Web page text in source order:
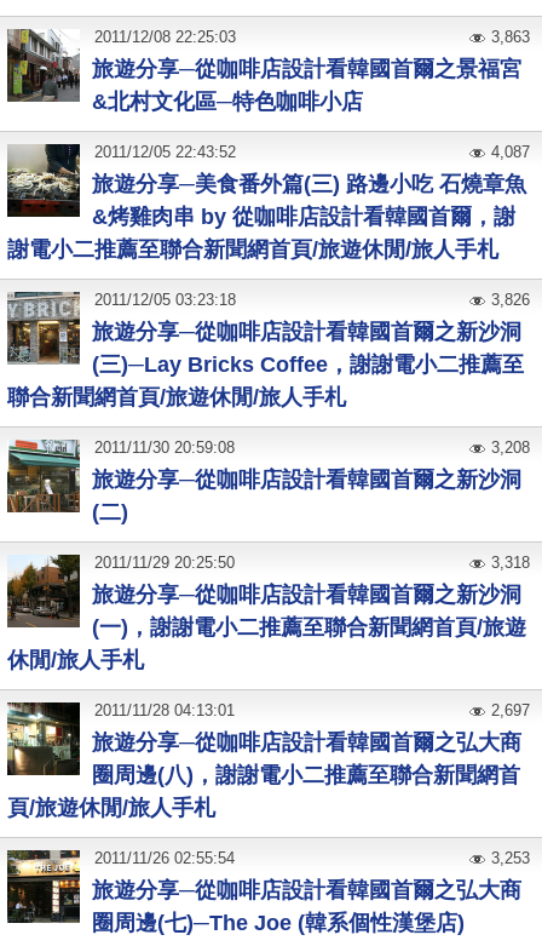
旅遊分享─從咖啡店設計看韓國首爾之景福宮
&北村文化區─特色咖啡小店
2011/12/08 22:25:03 3,863
旅遊分享─美食番外篇(三) 路邊小吃 石燒章魚
&烤雞肉串 by 從咖啡店設計看韓國首爾，謝
謝電小二推薦至聯合新聞網首頁/旅遊休閒/旅人手札
2011/12/05 22:43:52 4,087
旅遊分享─從咖啡店設計看韓國首爾之新沙洞
(三)─Lay Bricks Coffee，謝謝電小二推薦至
聯合新聞網首頁/旅遊休閒/旅人手札
2011/12/05 03:23:18 3,826
旅遊分享─從咖啡店設計看韓國首爾之新沙洞
(二)
2011/11/30 20:59:08 3,208
旅遊分享─從咖啡店設計看韓國首爾之新沙洞
(一)，謝謝電小二推薦至聯合新聞網首頁/旅遊
休閒/旅人手札
2011/11/29 20:25:50 3,318
旅遊分享─從咖啡店設計看韓國首爾之弘大商
圈周邊(八)，謝謝電小二推薦至聯合新聞網首
頁/旅遊休閒/旅人手札
2011/11/28 04:13:01 2,697
旅遊分享─從咖啡店設計看韓國首爾之弘大商
圈周邊(七)─The Joe (韓系個性漢堡店)
2011/11/26 02:55:54 3,253